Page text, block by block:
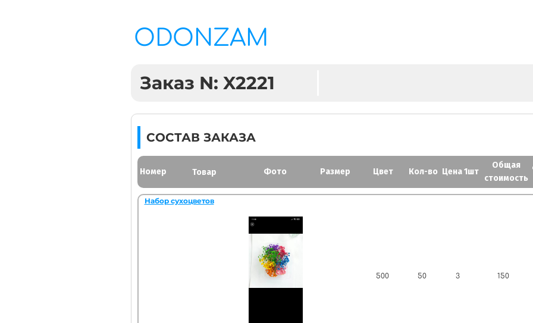
ODONZAM
Заказ N: X2221
СОСТАВ ЗАКАЗА
Номер Товар Фото Размер Цвет Кол-во Цена 1шт
Общая
стоимость
Набор сухоцветов
500 50 3 150